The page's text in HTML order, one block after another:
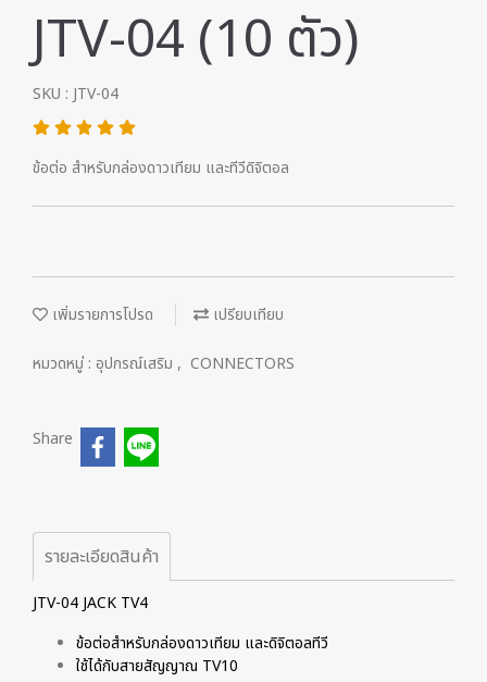
JTV-04 (10 ตัว)
SKU : JTV-04
ข้อต่อ สำหรับกล่องดาวเทียม และทีวีดิจิตอล
เพิ่มรายการโปรด เปรียบเทียบ
หมวดหมู่ : อุปกรณ์เสริม , CONNECTORS
Share
รายละเอียดสินค้า
JTV-04 JACK TV4
ข้อต่อสำหรับกล่องดาวเทียม และดิจิตอลทีวี
ใช้ได้กับสายสัญญาณ TV10